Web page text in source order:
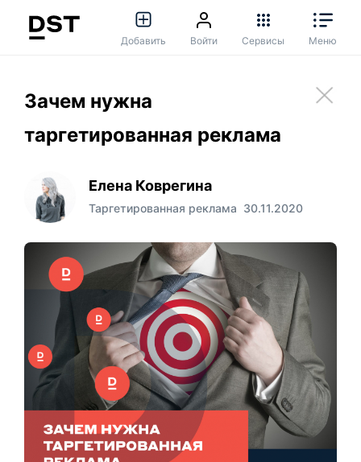
Добавить Войти Сервисы Меню
Зачем нужна
таргетированная реклама
Елена Коврегина
Таргетированная реклама 30.11.2020